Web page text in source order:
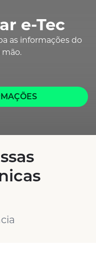
e-Tec
as informações do